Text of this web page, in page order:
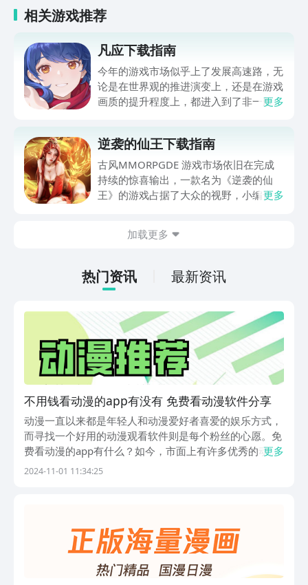
相关游戏推荐
凡应下载指南
今年的游戏市场似乎上了发展高速路，无
论是在世界观的推进演变上，还是在游戏
画质的提升程度上，都进入到了非一般的
在2026年8月7号开启了EP02测试，这款
游戏的热度再次节节攀升。本期小编在下
方分享了凡应的最新预约下载地址，虽然
游戏未正式上线，但豌豆荚APP上已经开
不能错过！
更多
逆袭的仙王下载指南
古风MMORPGDE 游戏市场依旧在完成
持续的惊喜输出，一款名为《逆袭的仙
王》的游戏占据了大众的视野，小编也看
下载方法超级简单！大家可以点击小编贴
豌豆荚APP上就能够解锁免费的下载机
会！想体验的游戏达人们可以赶紧点击起
更多
加载更多
热门资讯 最新资讯
不用钱看动漫的app有没有 免费看动漫软件分享
动漫一直以来都是年轻人和动漫爱好者喜爱的娱乐方式，
而寻找一个好用的动漫观看软件则是每个粉丝的心愿。免
费看动漫的app有什么？如今，市面上有许多优秀的动漫
APP，它们不仅提供丰富的动漫资源，还能让用户免费观
更多
2024-11-01 11:34:25